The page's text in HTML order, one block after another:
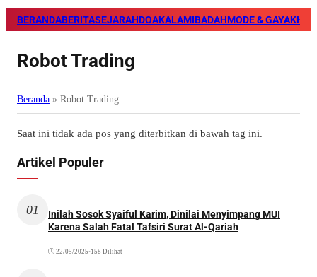
BERANDABERITASEJARAHDOAKALAMIBADAHMODE & GAYA
Robot Trading
Beranda » Robot Trading
Saat ini tidak ada pos yang diterbitkan di bawah tag ini.
Artikel Populer
01
Inilah Sosok Syaiful Karim, Dinilai Menyimpang MUI
Karena Salah Fatal Tafsiri Surat Al-Qariah
22/05/2025 •158 Dilihat